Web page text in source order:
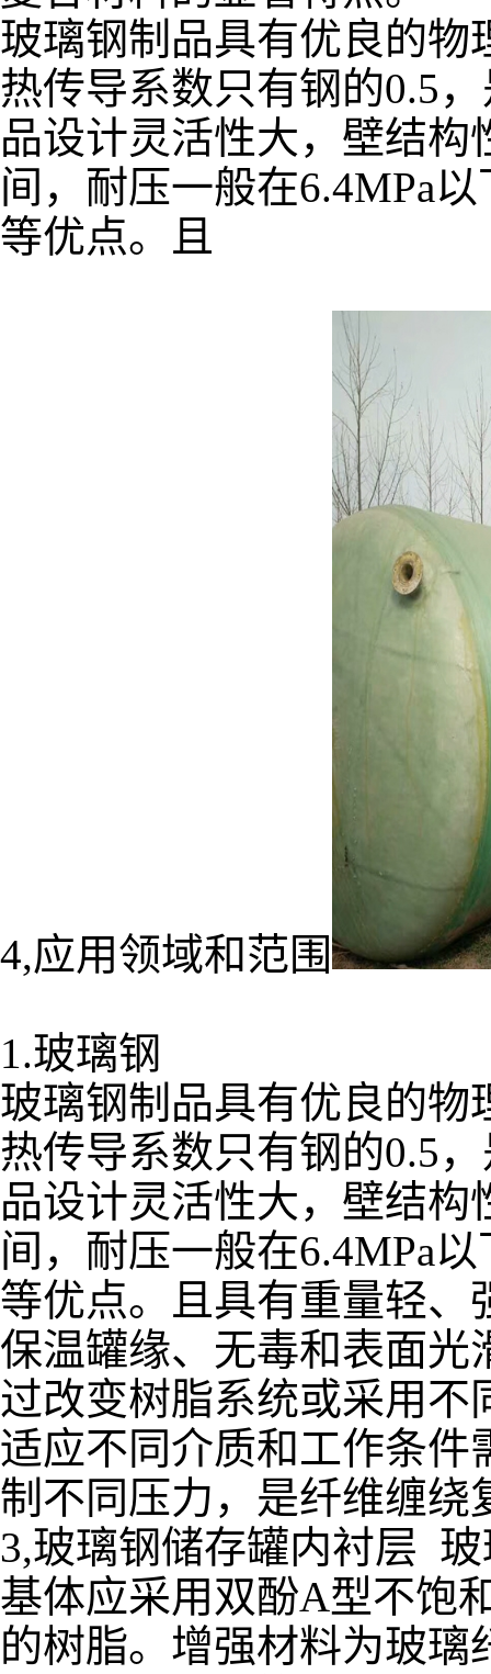
玻璃钢制品具有优良的物
热传导系数只有钢的0.5
品设计灵活性大，壁结
间，耐压一般在6.4MPa
等优点。且
4,应用领域和范围
1.玻璃钢
玻璃钢制品具有优良的物
热传导系数只有钢的0.5
品设计灵活性大，壁结
间，耐压一般在6.4MPa
等优点。且具有重量轻、
保温罐缘、无毒和表面
过改变树脂系统或采用
适应不同介质和工作条件
制不同压力，是纤维缠绕
3,玻璃钢储存罐内衬层
基体应采用双酚A型不饱
的树脂。增强材料为玻